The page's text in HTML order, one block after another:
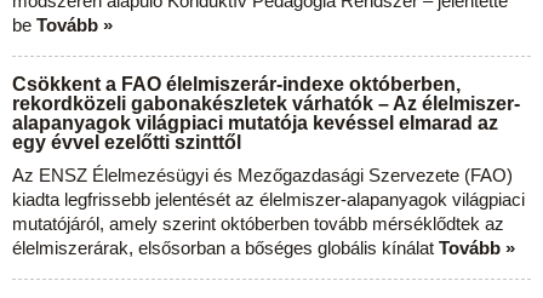
be Tovább »
Csökkent a FAO élelmiszerár-indexe októberben,
rekordközeli gabonakészletek várhatók – Az élelmiszer-
alapanyagok világpiaci mutatója kevéssel elmarad az
egy évvel ezelőtti szinttől
Az ENSZ Élelmezésügyi és Mezőgazdasági Szervezete (FAO)
kiadta legfrissebb jelentését az élelmiszer-alapanyagok világpiaci
mutatójáról, amely szerint októberben tovább mérséklődtek az
élelmiszerárak, elsősorban a bőséges globális kínálat Tovább »